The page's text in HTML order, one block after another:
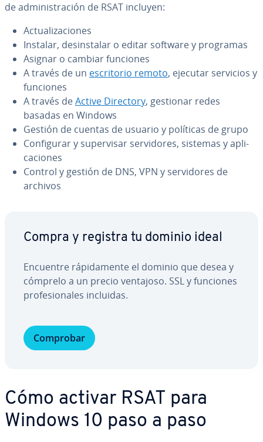
de ad­mi­ni­s­tra­ción de RSAT incluyen:
Ac­tua­li­za­cio­nes
Instalar, des­in­s­ta­lar o editar software y programas
Asignar o cambiar funciones
A través de un es­cri­to­rio remoto, ejecutar servicios y
funciones
A través deActive Directory, gestionar redes
basadas en Windows
Gestión de cuentas de usuario y políticas de grupo
Co­n­fi­gu­rar y su­pe­r­vi­sar se­r­vi­do­res, sistemas y apli­
ca­cio­nes
Control y gestión de DNS, VPN y se­r­vi­do­res de
archivos
Compra y registra tu dominio ideal
Encuentre rá­pi­da­me­n­te el dominio que desea y
cómprelo a un precio ventajoso. SSL y funciones
pro­fe­sio­na­les incluidas.
Comprobar
Cómo activar RSAT para
Windows 10 paso a paso